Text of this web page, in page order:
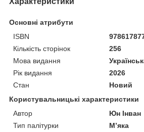
Основні атрибути
ISBN
Кількість сторінок
256
Мова видання
Рік видання
2026
Стан
Новий
Користувальницькі характеристики
Автор
Юн Інван
Тип палітурки
Мʼяка